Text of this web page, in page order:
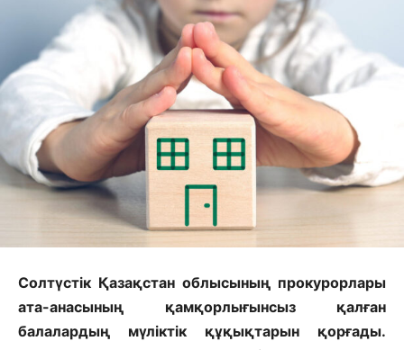
Солтүстік Қазақстан облысының прокурорлары
ата-анасының қамқорлығынсыз қалған
балалардың мүліктік құқықтарын қорғады.